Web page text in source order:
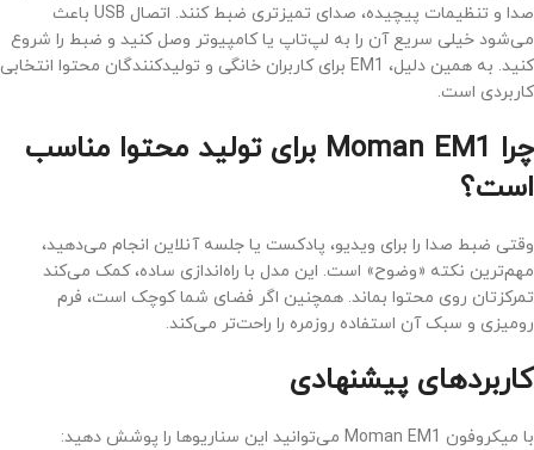
صدا و تنظیمات پیچیده، صدای تمیزتری ضبط کنند. اتصال USB باعث
می‌شود خیلی سریع آن را به لپ‌تاپ یا کامپیوتر وصل کنید و ضبط را شروع
کنید. به همین دلیل، EM1 برای کاربران خانگی و تولیدکنندگان محتوا انتخابی
کاربردی است.
چرا Moman EM1 برای تولید محتوا مناسب
است؟
وقتی ضبط صدا را برای ویدیو، پادکست یا جلسه آنلاین انجام می‌دهید،
مهم‌ترین نکته «وضوح» است. این مدل با راه‌اندازی ساده، کمک می‌کند
تمرکزتان روی محتوا بماند. همچنین اگر فضای شما کوچک است، فرم
رومیزی و سبک آن استفاده روزمره را راحت‌تر می‌کند.
کاربردهای پیشنهادی
با میکروفون Moman EM1 می‌توانید این سناریوها را پوشش دهید: